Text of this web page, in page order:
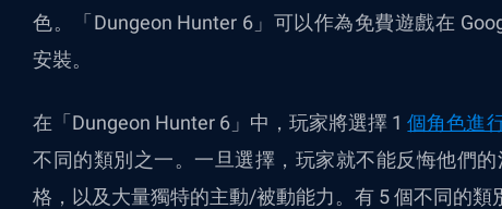
色。「Dungeon Hunter 6」可以作為免費遊戲在
安裝。
在「Dungeon Hunter 6」中，玩家將選擇 1個角色進
不同的類別之一。一旦選擇，玩家就不能反悔他們
格，以及大量獨特的主動/被動能力。有 5 個不同的類